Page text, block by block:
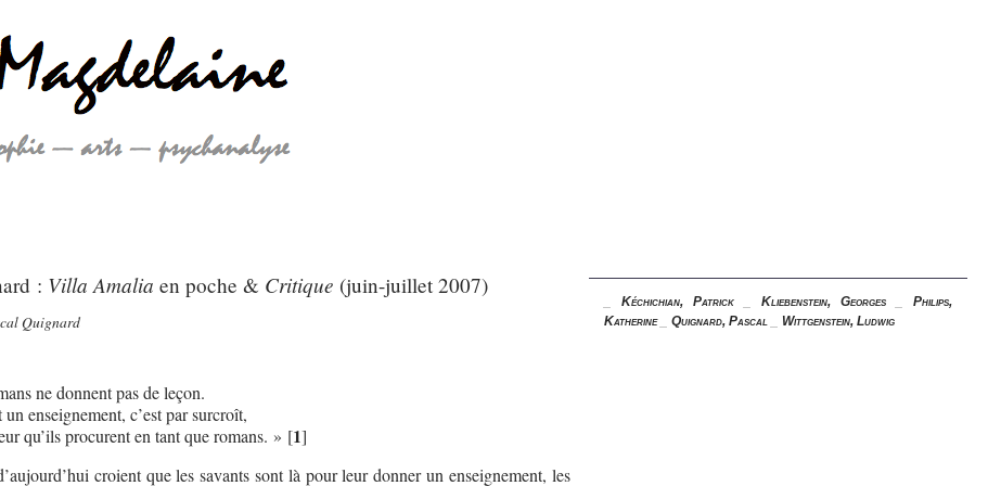
: Villa Amalia en poche & Critique (juin-juillet 2007)
Quignard
ne donnent pas de leçon.
enseignement, c’est par surcroît,
qu’ils procurent en tant que romans. » [1]
croient que les savants sont là pour leur donner un enseignement, les
Kéchichian, Patrick_ Kliebenstein, Georges _Philips,
Katherine_ Quignard, Pascal_ Wittgenstein, Ludwig